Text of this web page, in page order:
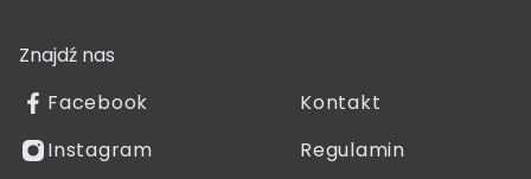
Znajdź nas
Facebook
Instagram
Kontakt
Regulamin